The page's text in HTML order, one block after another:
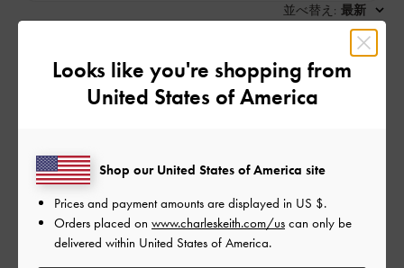
並べ替え : 最新
ご利用者様
サイズ: その他（シューズ以外） |カラー: ブラック系
デザイン
2024-03-17
Looks like you're shopping from
United States of America
Shop our United States of America site
Prices and payment amounts are displayed in US $.
Orders placed on www.charleskeith.com/us can only be
delivered within United States of America.